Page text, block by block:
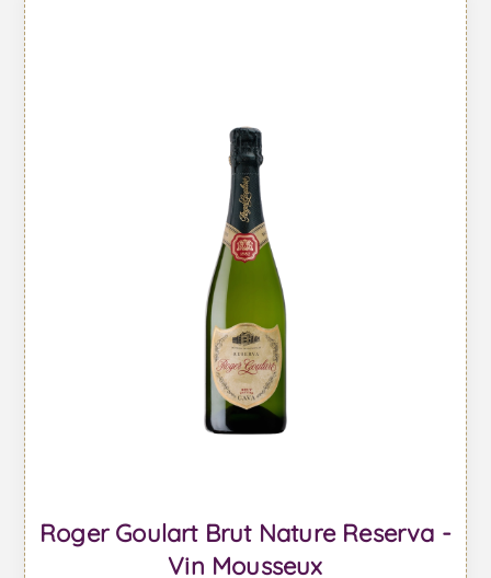
Roger Goulart Brut Nature Reserva -
Vin Mousseux